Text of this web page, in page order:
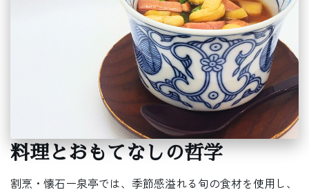
料理とおもてなしの哲学
割烹・懐石ー泉亭では、季節感溢れる旬の食材を使用し、